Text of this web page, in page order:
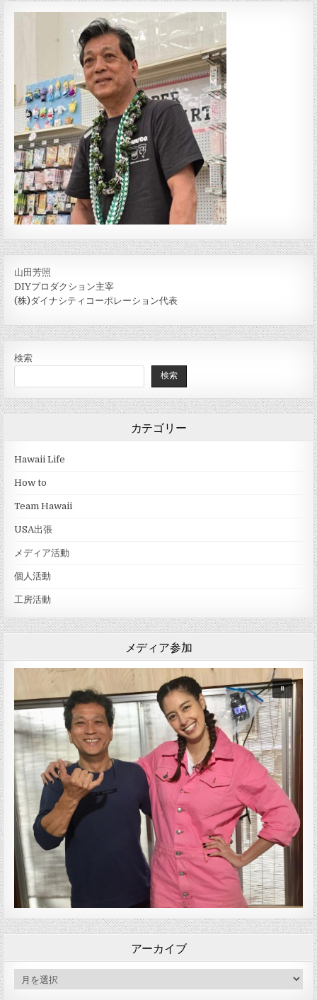
山田芳照
DIYプロダクション主宰
(株)ダイナシティコーポレーション代表
検索
検索
カテゴリー
Hawaii Life
How to
Team Hawaii
USA出張
メディア活動
個人活動
工房活動
メディア参加
アーカイブ
アーカイブ